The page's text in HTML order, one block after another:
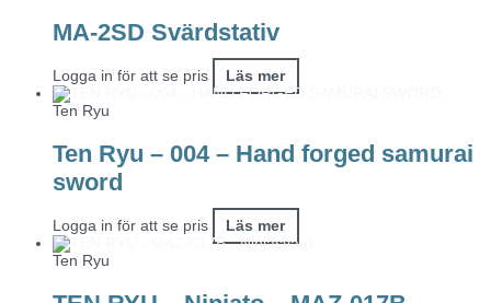
MA-2SD Svärdstativ
Logga in för att se pris Läs mer
Ten Ryu
Ten Ryu – 004 – Hand forged samurai
sword
Logga in för att se pris Läs mer
Ten Ryu